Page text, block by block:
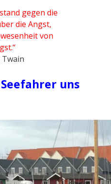
gegen die
die Angst,
von
uns